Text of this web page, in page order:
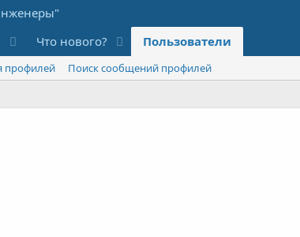
Что нового? Пользователи
профилей
Поиск сообщений профилей